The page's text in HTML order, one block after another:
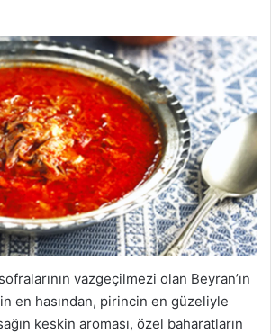
vazgeçilmezi olan Beyran’ın
en hasından, pirincin en güzeliyle
keskin aroması, özel baharatların